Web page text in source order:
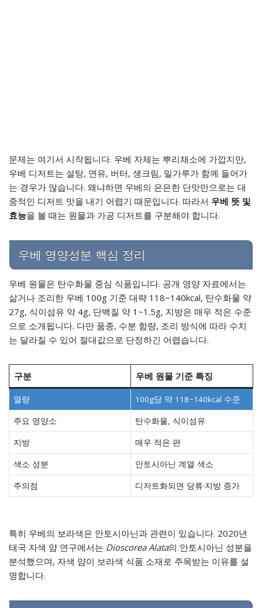
문제는 여기서 시작됩니다. 우베 자체는 뿌리채소에 가깝지만,
우베 디저트는 설탕, 연유, 버터, 생크림, 밀가루가 함께 들어가
는 경우가 많습니다. 왜냐하면 우베의 은은한 단맛만으로는 대
중적인 디저트 맛을 내기 어렵기 때문입니다. 따라서 우베 뜻 및
효능을 볼 때는 원물과 가공 디저트를 구분해야 합니다.
우베 영양성분 핵심 정리
우베 원물은 탄수화물 중심 식품입니다. 공개 영양 자료에서는
삶거나 조리한 우베 100g 기준 대략 118~140kcal, 탄수화물 약
27g, 식이섬유 약 4g, 단백질 약 1~1.5g, 지방은 매우 적은 수준
으로 소개됩니다. 다만 품종, 수분 함량, 조리 방식에 따라 수치
는 달라질 수 있어 절대값으로 단정하긴 어렵습니다.
구분 우베 원물 기준 특징
열량 100g당 약 118~140kcal 수준
주요 영양소 탄수화물, 식이섬유
지방 매우 적은 편
색소 성분 안토시아닌 계열 색소
주의점 디저트화되면 당류·지방 증가
특히 우베의 보라색은 안토시아닌과 관련이 있습니다. 2020년
태국 자색 얌 연구에서는 Dioscorea Alata의 안토시아닌 성분을
분석했으며, 자색 얌이 보라색 식품 소재로 주목받는 이유를 설
명합니다.